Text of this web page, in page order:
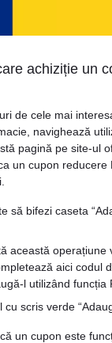
achiziție un
de cele mai
navighează
pagină pe site-ul
un cupon reducere
să bifezi caseta
această operațiune
aici codul
l utilizând funcția
scris verde
un cupon este